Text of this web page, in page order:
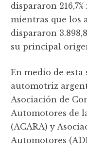
dispararon
mientras que los
dispararon
su principal
En medio de esta
automotriz
Asociación de
Automotores de
(ACARA) y
Automotores